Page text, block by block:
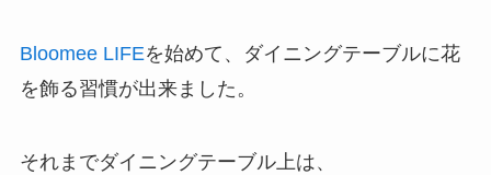
Bloomee LIFEを始めて、ダイニングテーブルに花
を飾る習慣が出来ました。
それまでダイニングテーブル上は、